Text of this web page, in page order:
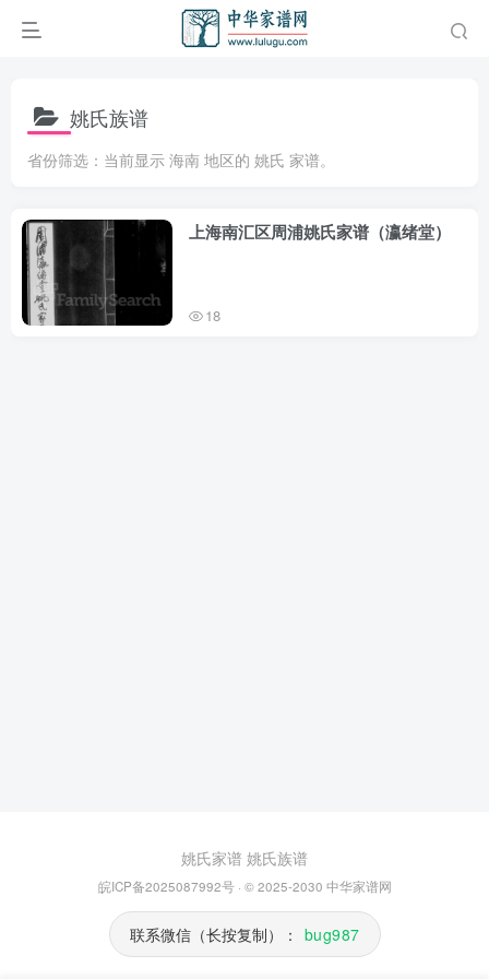
姚氏族谱
省份筛选：当前显示 海南 地区的 姚氏 家谱。
上海南汇区周浦姚氏家谱（瀛绪堂）
18
姚氏家谱 姚氏族谱
皖ICP备2025087992号· © 2025-2030 中华家谱网
联系微信（长按复制）： bug987